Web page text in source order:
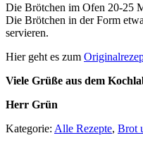
Die Brötchen im Ofen 20-25
Die Brötchen in der Form
servieren.
Hier geht es zum
Viele Grüße aus dem
Herr Grün
Kategorie: Alle Rezepte, Brot